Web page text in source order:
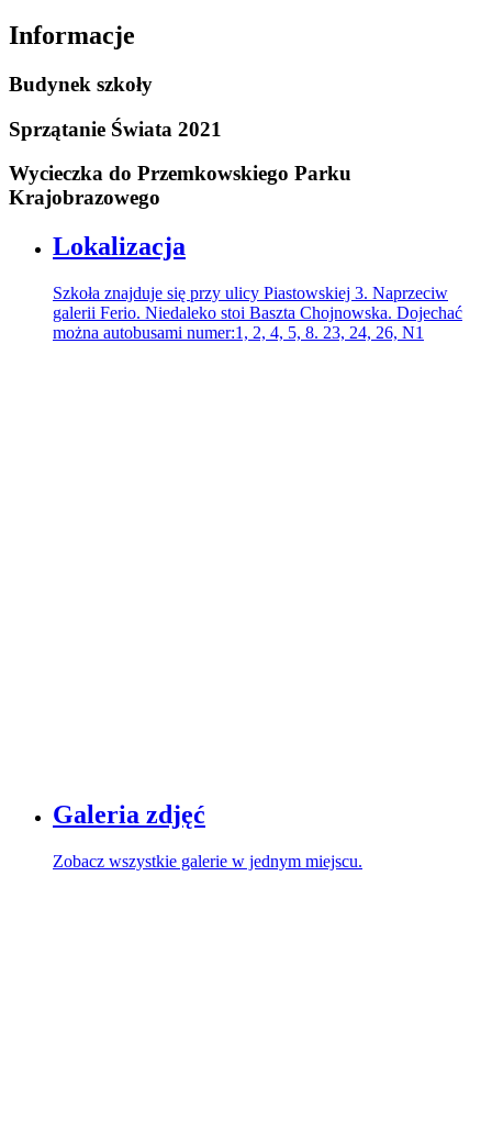
Informacje
Budynek szkoły
Sprzątanie Świata 2021
Wycieczka do Przemkowskiego Parku
Krajobrazowego
Lokalizacja
Szkoła znajduje się przy ulicy Piastowskiej 3. Naprzeciw
galerii Ferio. Niedaleko stoi Baszta Chojnowska. Dojechać
można autobusami numer:1, 2, 4, 5, 8. 23, 24, 26, N1
Galeria zdjęć
Zobacz wszystkie galerie w jednym miejscu.